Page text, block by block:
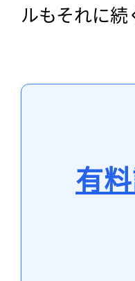
ルもそれに続
有